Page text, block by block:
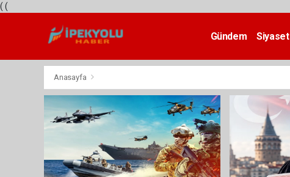
( (
Gündem Siyaset
Anasayfa